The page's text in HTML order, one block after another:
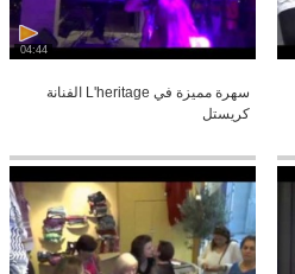
04:44
سهرة مميزة في L'heritage الفنانة
كريستل